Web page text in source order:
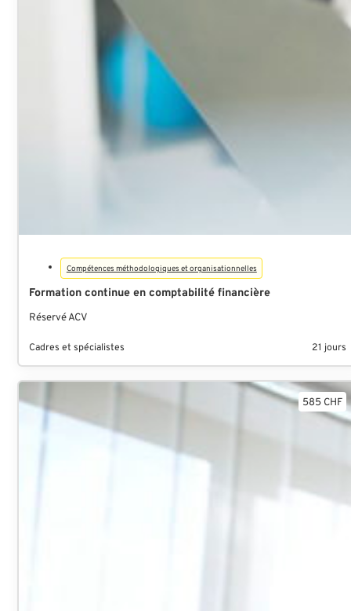
Compétences méthodologiques et organisationnelles
Formation continue en comptabilité financière
Réservé ACV
Cadres et spécialistes 21 jours
585 CHF